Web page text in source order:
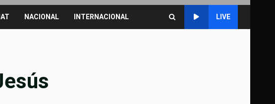
NACIONAL INTERNACIONAL LIVE